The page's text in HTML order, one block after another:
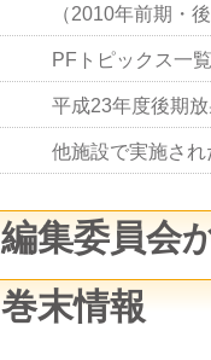
（2010年前期・
PFトピックス一
平成23年度後期
他施設で実施さ
編集委員会
巻末情報